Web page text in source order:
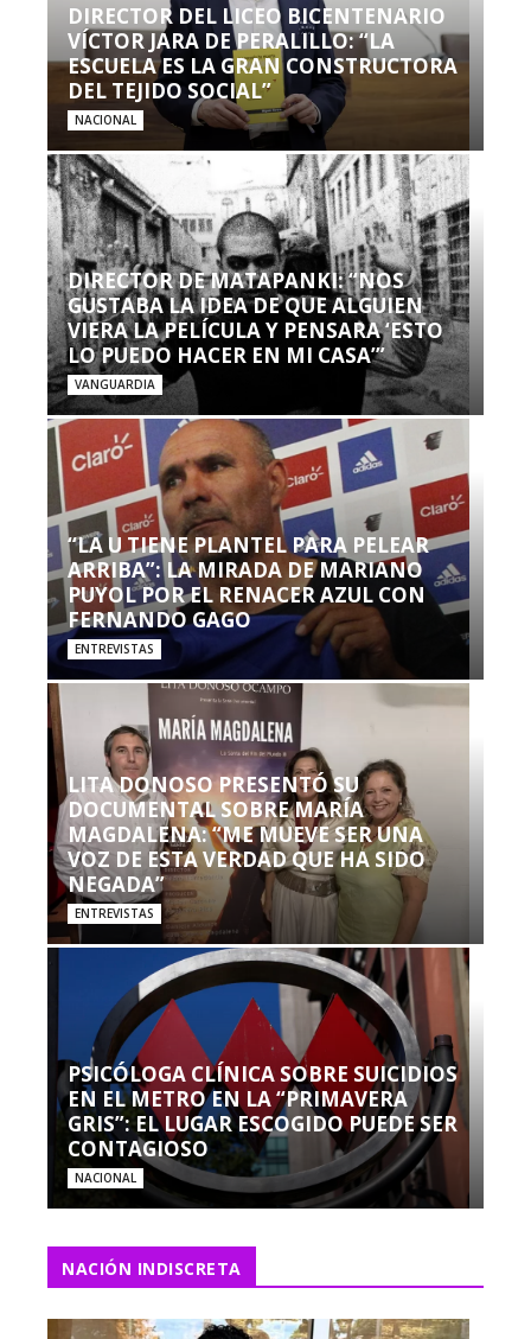
DIRECTOR DEL LICEO BICENTENARIO
VÍCTOR JARA DE PERALILLO: “LA
ESCUELA ES LA GRAN CONSTRUCTORA
DEL TEJIDO SOCIAL”
NACIONAL
DIRECTOR DE MATAPANKI: “NOS
GUSTABA LA IDEA DE QUE ALGUIEN
VIERA LA PELÍCULA Y PENSARA ‘ESTO
LO PUEDO HACER EN MI CASA’”
VANGUARDIA
“LA U TIENE PLANTEL PARA PELEAR
ARRIBA”: LA MIRADA DE MARIANO
PUYOL POR EL RENACER AZUL CON
FERNANDO GAGO
ENTREVISTAS
LITA DONOSO PRESENTÓ SU
DOCUMENTAL SOBRE MARÍA
MAGDALENA: “ME MUEVE SER UNA
VOZ DE ESTA VERDAD QUE HA SIDO
NEGADA”
ENTREVISTAS
PSICÓLOGA CLÍNICA SOBRE SUICIDIOS
EN EL METRO EN LA “PRIMAVERA
GRIS”: EL LUGAR ESCOGIDO PUEDE SER
CONTAGIOSO
NACIONAL
NACIÓN INDISCRETA